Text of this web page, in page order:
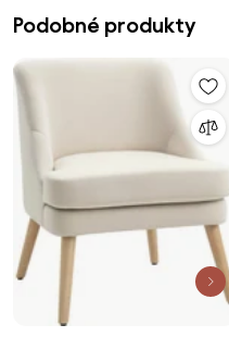
Podobné produkty